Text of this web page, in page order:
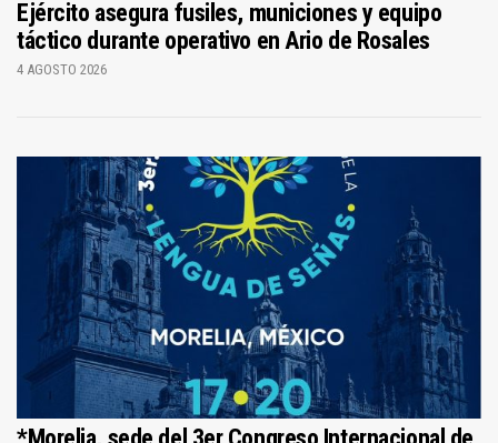
Ejército asegura fusiles, municiones y equipo
táctico durante operativo en Ario de Rosales
4 AGOSTO 2026